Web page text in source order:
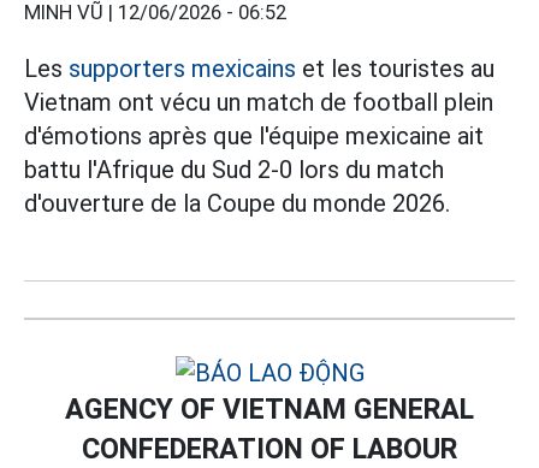
MINH VŨ | 12/06/2026 - 06:52
Les supporters mexicains et les touristes au
Vietnam ont vécu un match de football plein
d'émotions après que l'équipe mexicaine ait
battu l'Afrique du Sud 2-0 lors du match
d'ouverture de la Coupe du monde 2026.
AGENCY OF VIETNAM GENERAL
CONFEDERATION OF LABOUR